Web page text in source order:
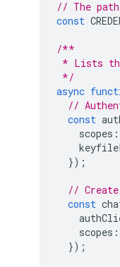
// The
const
/**
* Lists
*/
async
//
const
scopes :
});
//
const
scopes :
});